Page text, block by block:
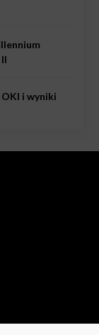
OKI i wyniki